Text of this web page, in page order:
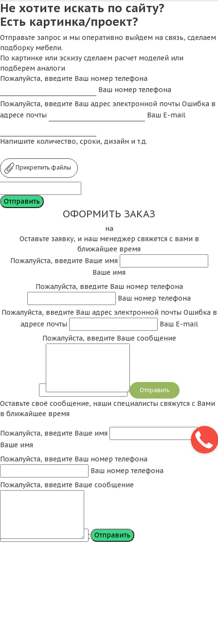
Не хотите искать по сайту?
Есть картинка/проект?
Отправьте запрос и мы оперативно выйдем на связь, сделаем
подборку мебели.
По картинке или эскизу сделаем расчет моделей или
подберем аналоги
Пожалуйста, введите Ваш номер телефона
Ваш номер телефона
Пожалуйста, введите Ваш адрес электронной почты Ошибка в
адресе почты
Ваш E-mail
Напишите количество, сроки, дизайн и т.д.
Прикрепить файлы
ОФОРМИТЬ ЗАКАЗ
на
Оставьте заявку, и наш менеджер свяжется с вами в
ближайшее время
Пожалуйста, введите Ваше имя
Ваше имя
Пожалуйста, введите Ваш номер телефона
Ваш номер телефона
Пожалуйста, введите Ваш адрес электронной почты Ошибка в
адресе почты
Ваш E-mail
Пожалуйста, введите Ваше сообщение
Сообщение
Оставьте своё сообщение, наши специалисты свяжутся с Вами
в ближайшее время
Пожалуйста, введите Ваше имя
Ваше имя
Пожалуйста, введите Ваш номер телефона
Ваш номер телефона
Пожалуйста, введите Ваше сообщение
Сообщение